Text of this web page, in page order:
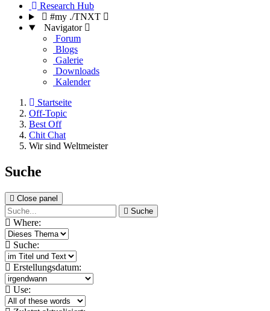
Research Hub
#my ./TNXT
Navigator
Forum
Blogs
Galerie
Downloads
Kalender
Startseite
Off-Topic
Best Off
Chit Chat
Wir sind Weltmeister
Suche
Close panel
Suche
Where:
Suche:
Erstellungsdatum:
Use: